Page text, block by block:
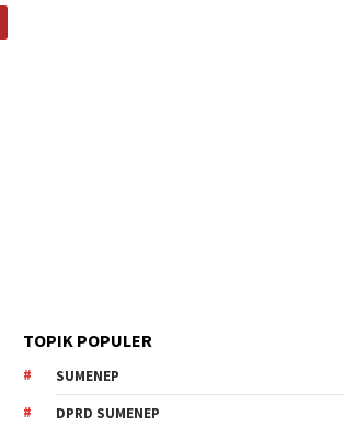
TOPIK POPULER
SUMENEP
DPRD SUMENEP